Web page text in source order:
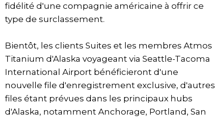
fidélité d'une compagnie américaine à offrir ce
type de surclassement.
Bientôt, les clients Suites et les membres Atmos
Titanium d'Alaska voyageant via Seattle-Tacoma
International Airport bénéficieront d'une
nouvelle file d'enregistrement exclusive, d'autres
files étant prévues dans les principaux hubs
d'Alaska, notamment Anchorage, Portland, San